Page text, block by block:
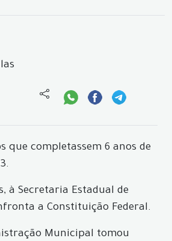
que completassem 6 anos de
à Secretaria Estadual de
a Constituição Federal.
Municipal tomou